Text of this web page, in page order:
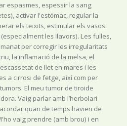
espasmes, espessir la sang
activar l'estómac, regular la
els teixits, estimular els vasos
les llavors). Les fulles,
per corregir les irregularitats
la inflamació de la melsa, el
de llet en mares i les
a cirrosi de fetge, així com per
El meu tumor de tiroide
Vaig parlar amb l’herbolari
acordar quan de temps havien de
vaig prendre (amb brou) i en